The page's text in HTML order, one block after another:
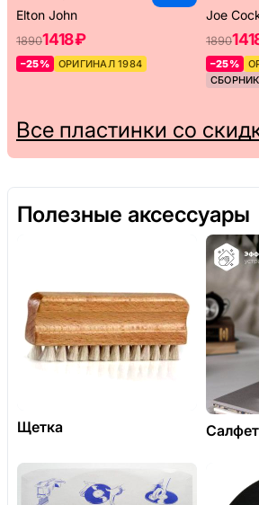
Elton John
18901418 ₽
–25% ОРИГИНАЛ 1984
Joe
1890
–25%
СБОРНИК
Все пластинки со
Полезные аксессуары
Щетка